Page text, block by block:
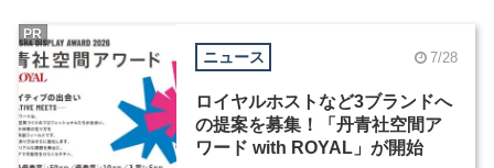
ニュース 7/28
ロイヤルホストなど3ブランドへ
の提案を募集！「丹青社空間ア
ワード with ROYAL」が開始
PR